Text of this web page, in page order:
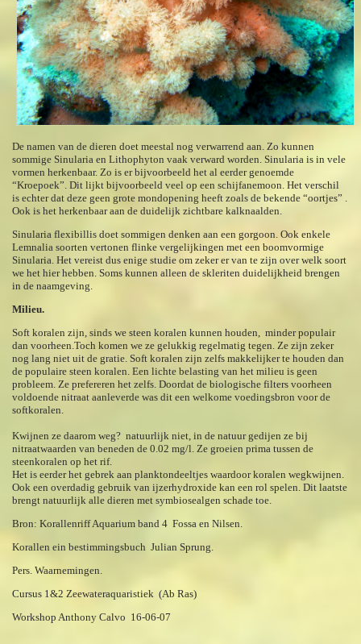
De namen van de dieren doet meestal nog verwarrend aan. Zo kunnen
sommige Sinularia en Lithophyton vaak verward worden. Sinularia is in vele
vormen herkenbaar. Zo is er bijvoorbeeld het al eerder genoemde
“Kroepoek”. Dit lijkt bijvoorbeeld veel op een schijfanemoon. Het verschil
is echter dat deze geen grote mondopening heeft zoals de bekende “oortjes” .
Ook is het herkenbaar aan de duidelijk zichtbare kalknaalden.
Sinularia flexibillis doet sommigen denken aan een gorgoon. Ook enkele
Lemnalia soorten vertonen flinke vergelijkingen met een boomvormige
Sinularia. Het vereist dus enige studie om zeker er van te zijn over welk soort
we het hier hebben. Soms kunnen alleen de skleriten duidelijkheid brengen
in de naamgeving.
Milieu.
Soft koralen zijn, sinds we steen koralen kunnen houden, minder populair
dan voorheen.Toch komen we ze gelukkig regelmatig tegen. Ze zijn zeker
nog lang niet uit de gratie. Soft koralen zijn zelfs makkelijker te houden dan
de populaire steen koralen. Een lichte belasting van het milieu is geen
probleem. Ze prefereren het zelfs. Doordat de biologische filters voorheen
voldoende nitraat aanleverde was dit een welkome voedingsbron voor de
softkoralen.
Kwijnen ze daarom weg? natuurlijk niet,in de natuur gedijen ze bij
nitraatwaarden van beneden de 0.02 mg/l. Ze groeien prima tussen de
steenkoralen op het rif.
Het is eerder het gebrek aan planktondeeltjes waardoor koralen wegkwijnen.
Ook een overdadig gebruik van ijzerhydroxide kan een rol spelen. Dit laatste
brengt natuurlijk alle dieren met symbiosealgen schade toe.
Bron: Korallenriff Aquarium band 4 Fossa en Nilsen.
Korallen ein bestimmingsbuch Julian Sprung.
Pers. Waarnemingen.
Cursus 1&2 Zeewateraquaristiek (Ab Ras)
Workshop Anthony Calvo 16-06-07